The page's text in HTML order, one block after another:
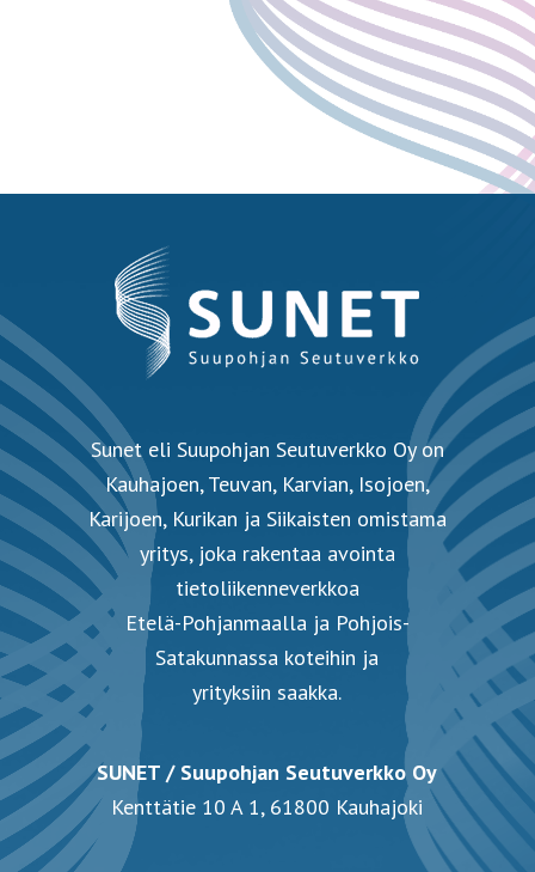
Sunet eli Suupohjan Seutuverkko Oy on
Kauhajoen, Teuvan, Karvian, Isojoen,
Karijoen, Kurikan ja Siikaisten omistama
yritys, joka rakentaa avointa
tietoliikenneverkkoa
Etelä-Pohjanmaalla ja Pohjois-
Satakunnassa koteihin ja
yrityksiin saakka.
SUNET / Suupohjan Seutuverkko Oy
Kenttätie 10 A 1, 61800 Kauhajoki